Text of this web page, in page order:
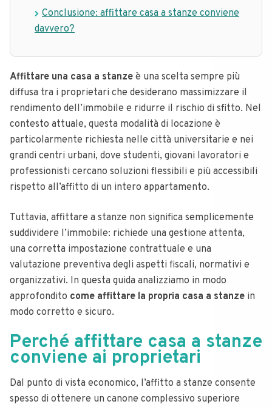
Conclusione: affittare casa a stanze conviene
davvero?
Affittare una casa a stanze è una scelta sempre più
diffusa tra i proprietari che desiderano massimizzare il
rendimento dell’immobile e ridurre il rischio di sfitto. Nel
contesto attuale, questa modalità di locazione è
particolarmente richiesta nelle città universitarie e nei
grandi centri urbani, dove studenti, giovani lavoratori e
professionisti cercano soluzioni flessibili e più accessibili
rispetto all’affitto di un intero appartamento.
Tuttavia, affittare a stanze non significa semplicemente
suddividere l’immobile: richiede una gestione attenta,
una corretta impostazione contrattuale e una
valutazione preventiva degli aspetti fiscali, normativi e
organizzativi. In questa guida analizziamo in modo
approfondito come affittare la propria casa a stanze in
modo corretto e sicuro.
Perché affittare casa a stanze
conviene ai proprietari
Dal punto di vista economico, l’affitto a stanze consente
spesso di ottenere un canone complessivo superiore